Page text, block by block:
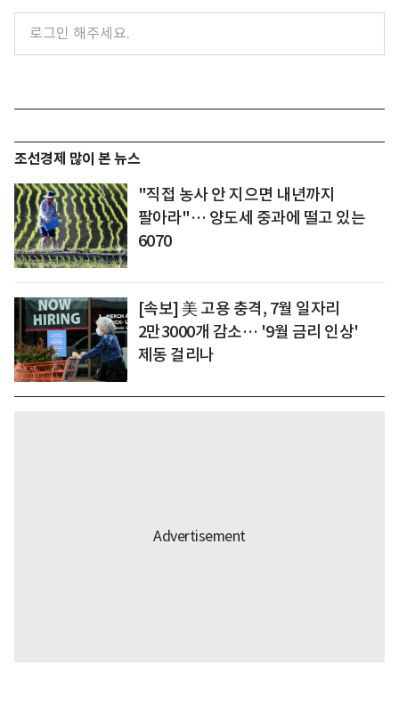
조선경제 많이 본 뉴스
"직접 농사 안 지으면 내년까지
팔아라"… 양도세 중과에 떨고 있는
6070
[속보] 美 고용 충격, 7월 일자리
2만3000개 감소… '9월 금리 인상'
제동 걸리나